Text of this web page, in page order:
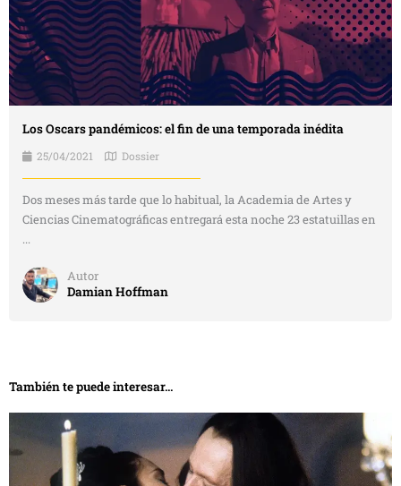
Los Oscars pandémicos: el fin de una temporada inédita
25/04/2021 Dossier
Dos meses más tarde que lo habitual, la Academia de Artes y
Ciencias Cinematográficas entregará esta noche 23 estatuillas en
...
Autor
Damian Hoffman
También te puede interesar...